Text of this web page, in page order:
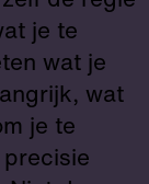
je te
wat je
wat
je te